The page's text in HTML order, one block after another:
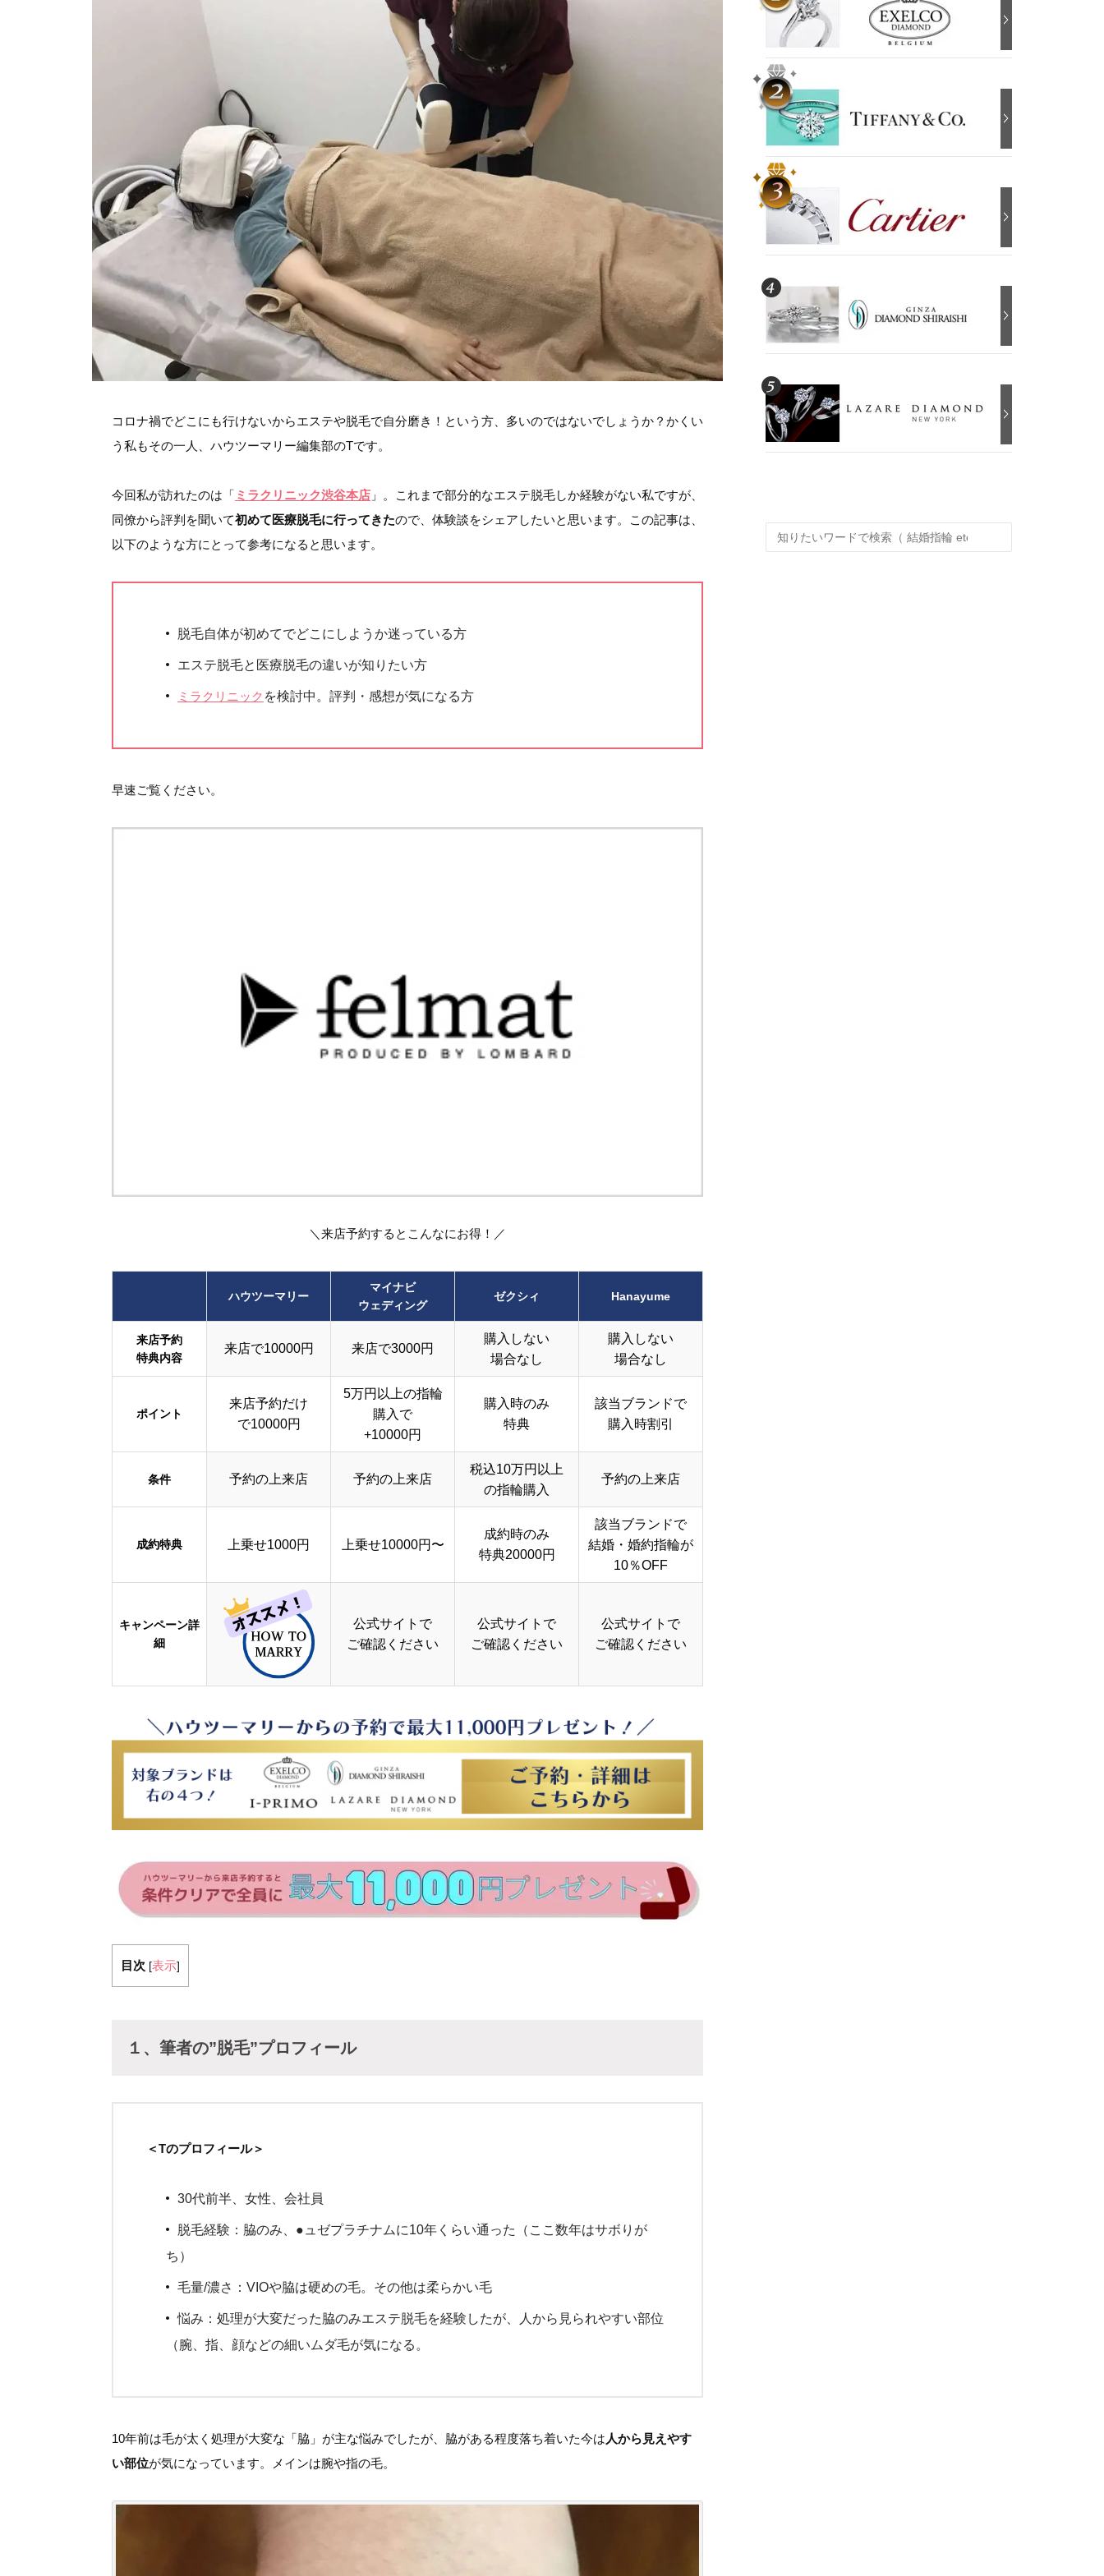
コロナ禍でどこにも行けないからエステや脱毛で自分磨き！という方、多いのではないでしょうか？かくい
う私もその一人、ハウツーマリー編集部のTです。
今回私が訪れたのは「 ミラクリニック渋谷本店 」。これまで部分的なエステ脱毛しか経験がない私ですが、
同僚から評判を聞いて初めて医療脱毛に行ってきたので、体験談をシェアしたいと思います。この記事は、
以下のような方にとって参考になると思います。
脱毛自体が初めてでどこにしようか迷っている方
エステ脱毛と医療脱毛の違いが知りたい方
ミラクリニック を検討中。評判・感想が気になる方
早速ご覧ください。
＼来店予約するとこんなにお得！／
ハウツーマリー
マイナビ
ウェディング
ゼクシィ Hanayume
来店予約
特典内容
来店で10000円 来店で3000円
購入しない
場合なし
購入しない
場合なし
ポイント
来店予約だけ
で10000円
5万円以上の指輪
購入で
+10000円
購入時のみ
特典
該当ブランドで
購入時割引
条件 予約の上来店 予約の上来店
税込10万円以上
の指輪購入
予約の上来店
成約特典 上乗せ1000円 上乗せ10000円〜
成約時のみ
特典20000円
該当ブランドで
結婚・婚約指輪が
10％OFF
キャンペーン詳
細
公式サイトで
ご確認ください
公式サイトで
ご確認ください
公式サイトで
ご確認ください
目次 [表示]
１、筆者の”脱毛”プロフィール
＜Tのプロフィール＞
30代前半、女性、会社員
脱毛経験：脇のみ、●ュゼプラチナムに10年くらい通った（ここ数年はサボりが
ち）
毛量/濃さ：VIOや脇は硬めの毛。その他は柔らかい毛
悩み：処理が大変だった脇のみエステ脱毛を経験したが、人から見られやすい部位
（腕、指、顔などの細いムダ毛が気になる。
10年前は毛が太く処理が大変な「脇」が主な悩みでしたが、脇がある程度落ち着いた今は 人から見えやす
い部位が気になっています。メインは腕や指の毛。